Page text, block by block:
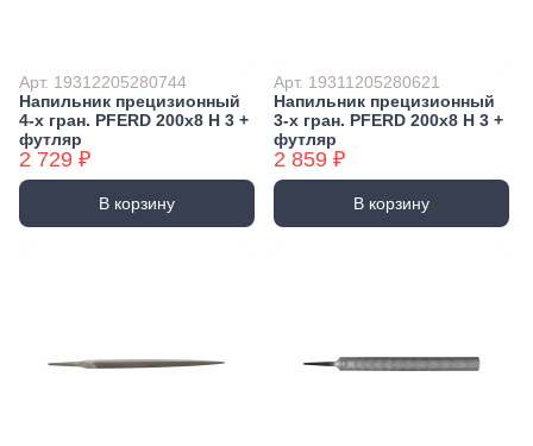
Арт. 19312205280744
Напильник прецизионный
4-х гран. PFERD 200х8 H 3 +
футляр
2 729 ₽
В корзину
Арт. 19311205280621
Напильник прецизионный
3-х гран. PFERD 200х8 H 3 +
футляр
2 859 ₽
В корзину